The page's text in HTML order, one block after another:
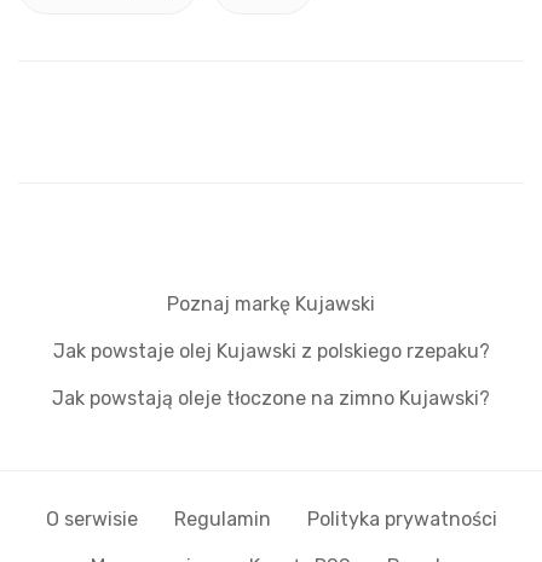
Poznaj markę Kujawski
Jak powstaje olej Kujawski z polskiego rzepaku?
Jak powstają oleje tłoczone na zimno Kujawski?
O serwisie Regulamin Polityka prywatności